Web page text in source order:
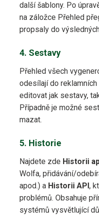
další šablony. Po
na záložce Přehled
propsaly do
4. Sestavy
Přehled všech
odesílají do
editovat jak sestavy,
Případně je možné
mazat.
5. Historie
Najdete zde Historii
Wolfa, přidávání/
apod.) a Historii API ,
problémů. Obsahuje
systémů vysvětlující